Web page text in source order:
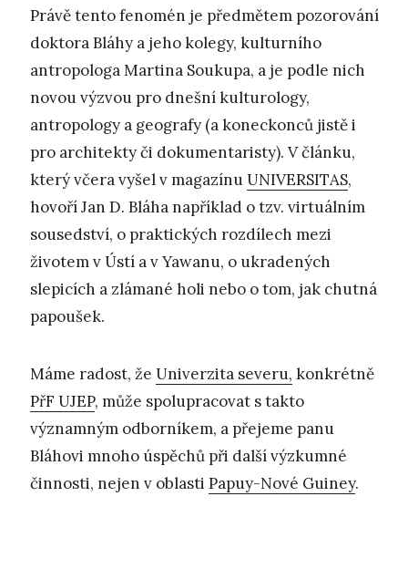
Právě tento fenomén je předmětem pozorování
doktora Bláhy a jeho kolegy, kulturního
antropologa Martina Soukupa, a je podle nich
novou výzvou pro dnešní kulturology,
antropology a geografy (a koneckonců jistě i
pro architekty či dokumentaristy). V článku,
který včera vyšel v magazínuUNIVERSITAS,
hovoří Jan D. Bláha například o tzv. virtuálním
sousedství, o praktických rozdílech mezi
životem v Ústí a v Yawanu, o ukradených
slepicích a zlámané holi nebo o tom, jak chutná
papoušek.
Máme radost, že Univerzita severu, konkrétně
PřF UJEP, může spolupracovat s takto
významným odborníkem, a přejeme panu
Bláhovi mnoho úspěchů při další výzkumné
činnosti, nejen v oblasti Papuy-Nové Guiney.